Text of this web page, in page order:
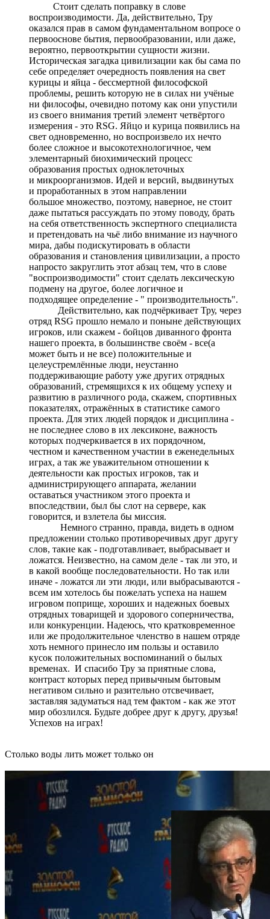
Стоит сделать поправку в слове
воспроизводимости. Да, действительно, Тру
оказался прав в самом фундаментальном вопросе о
первооснове бытия, первообразовании, или даже,
вероятно, первооткрытии сущности жизни.
Историческая загадка цивилизации как бы сама по
себе определяет очередность появления на свет
курицы и яйца - бессмертной философской
проблемы, решить которую не в силах ни учёные
ни философы, очевидно потому как они упустили
из своего внимания третий элемент четвёртого
измерения - это RSG. Яйцо и курица появились на
свет одновременно, но воспроизвело их нечто
более сложное и высокотехнологичное, чем
элементарный биохимический процесс
образования простых одноклеточных
и микроорганизмов. Идей и версий, выдвинутых
и проработанных в этом направлении
большое множество, поэтому, наверное, не стоит
даже пытаться рассуждать по этому поводу, брать
на себя ответственность экспертного специалиста
и претендовать на чьё либо внимание из научного
мира, дабы подискутировать в области
образования и становления цивилизации, а просто
напросто закруглить этот абзац тем, что в слове
"воспроизводимости" стоит сделать лексическую
подмену на другое, более логичное и
подходящее определение - " производительность".
Действительно, как подчёркивает Тру, через
отряд RSG прошло немало и поныне действующих
игроков, или скажем - бойцов диванного фронта
нашего проекта, в большинстве своём - все(а
может быть и не все) положительные и
целеустремлённые люди, неустанно
поддерживающие работу уже других отрядных
образований, стремящихся к их общему успеху и
развитию в различного рода, скажем, спортивных
показателях, отражённых в статистике самого
проекта. Для этих людей порядок и дисциплина -
не последнее слово в их лексиконе, важность
которых подчеркивается в их порядочном,
честном и качественном участии в еженедельных
играх, а так же уважительном отношении к
деятельности как простых игроков, так и
администрирующего аппарата, желании
оставаться участником этого проекта и
впоследствии, был бы слот на сервере, как
говорится, и взлетела бы миссия.
Немного странно, правда, видеть в одном
предложении столько противоречивых друг другу
слов, такие как - подготавливает, выбрасывает и
ложатся. Неизвестно, на самом деле - так ли это, и
в какой вообще последовательности. Но так или
иначе - ложатся ли эти люди, или выбрасываются -
всем им хотелось бы пожелать успеха на нашем
игровом поприще, хороших и надежных боевых
отрядных товарищей и здорового соперничества,
или конкуренции. Надеюсь, что кратковременное
или же продолжительное членство в нашем отряде
хоть немного принесло им пользы и оставило
кусок положительных воспоминаний о былых
временах. И спасибо Тру за приятные слова,
контраст которых перед привычным бытовым
негативом сильно и разительно отсвечивает,
заставляя задуматься над тем фактом - как же этот
мир обозлился. Будьте добрее друг к другу, друзья!
Успехов на играх!
Столько воды лить может только он